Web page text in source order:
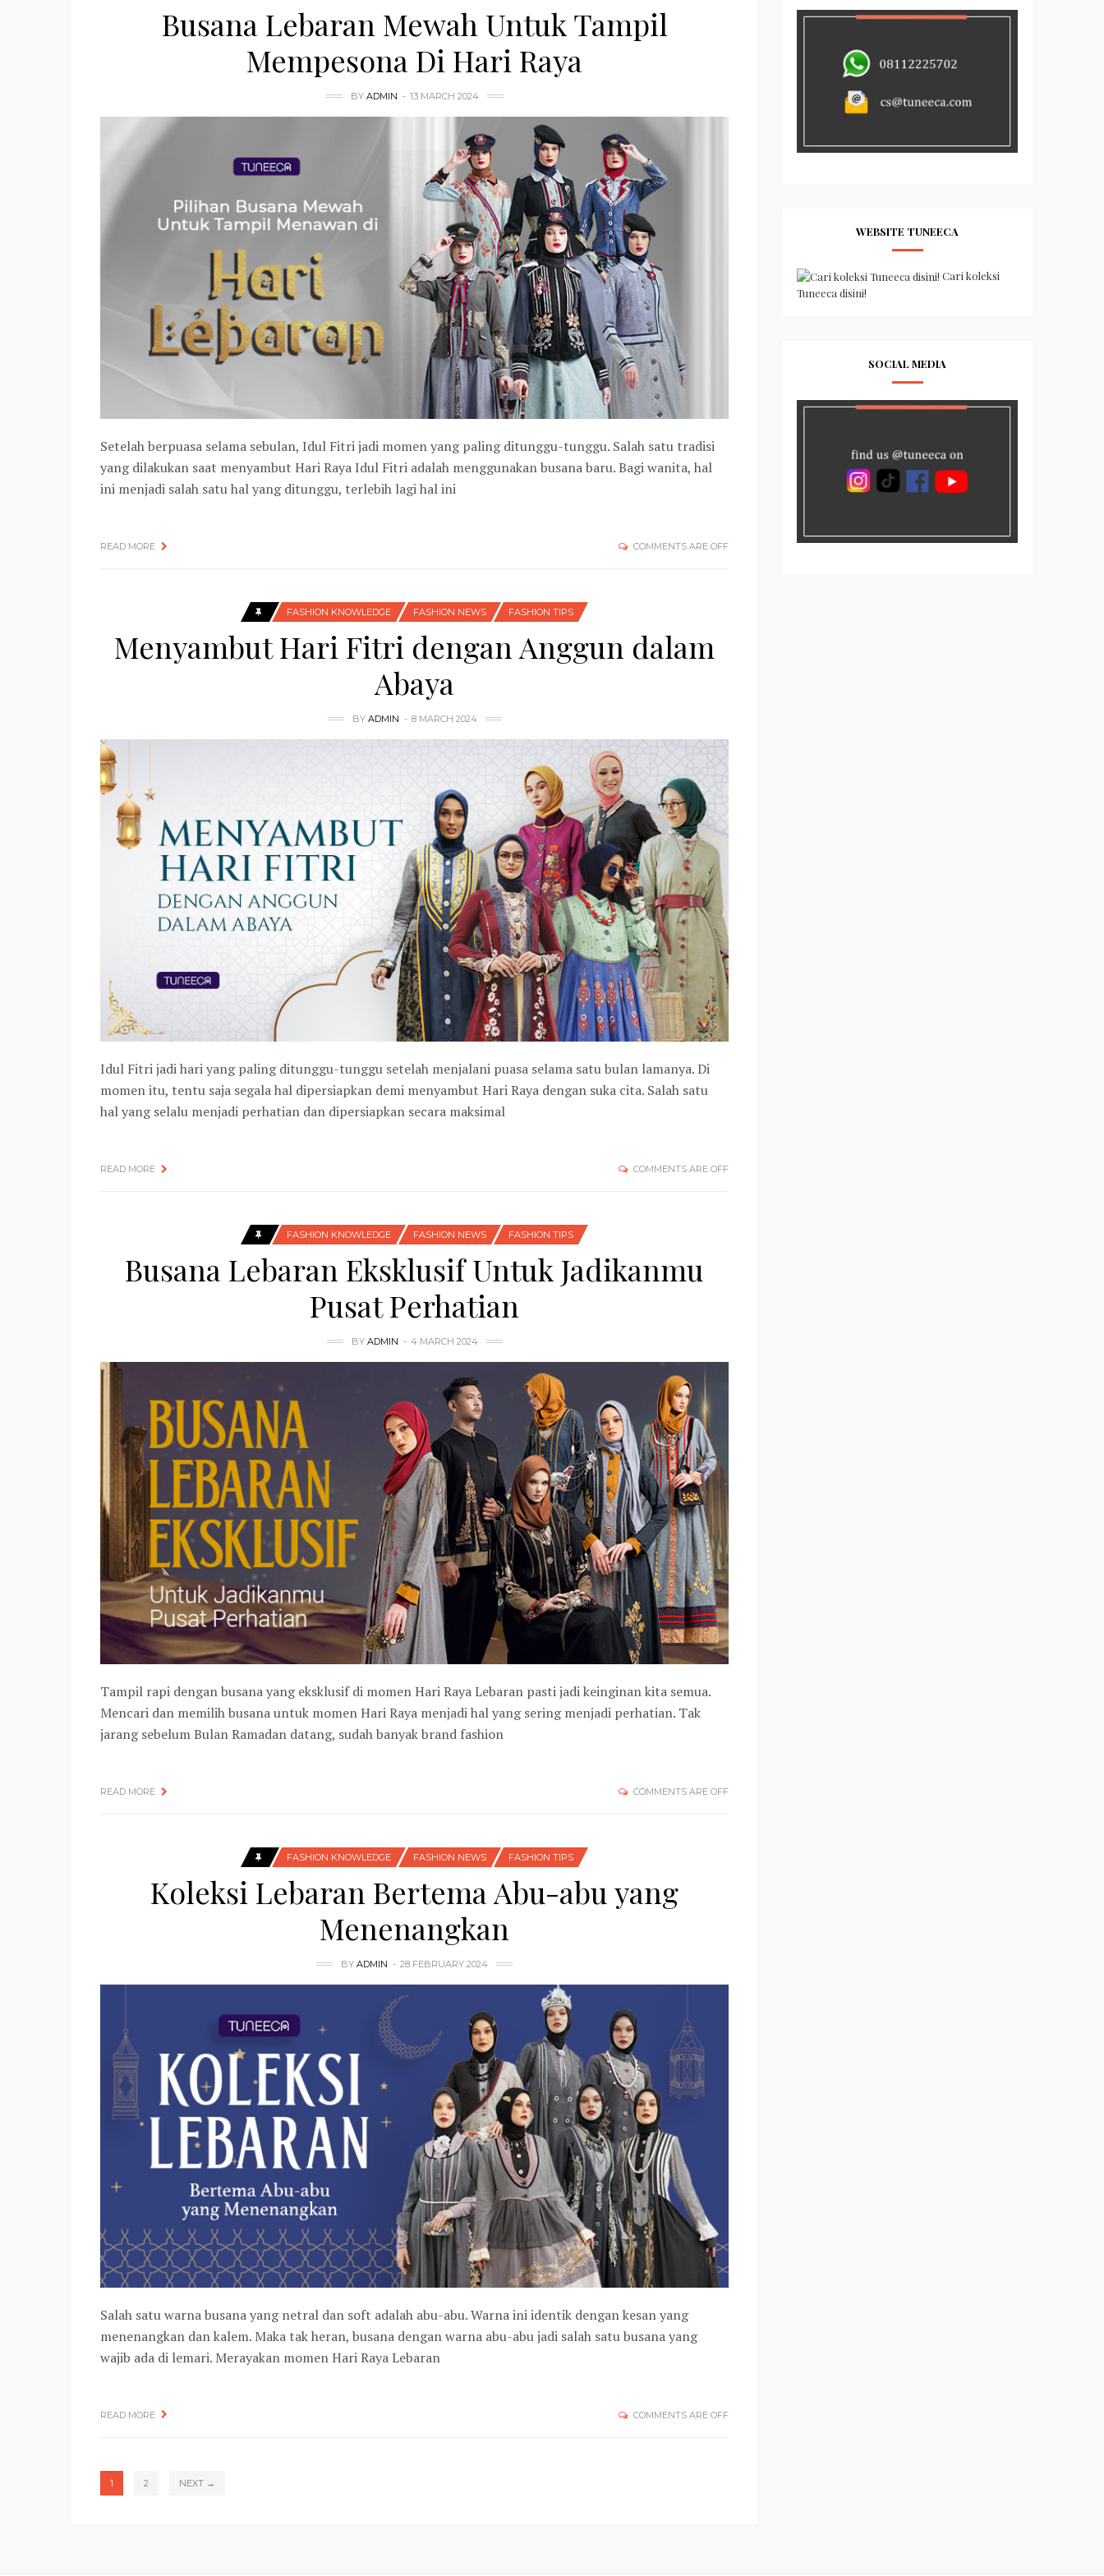
Busana Lebaran Mewah Untuk Tampil
Mempesona Di Hari Raya
BY ADMIN 13 MARCH 2024
Setelah berpuasa selama sebulan, Idul Fitri jadi momen yang paling ditunggu-tunggu. Salah satu tradisi
yang dilakukan saat menyambut Hari Raya Idul Fitri adalah menggunakan busana baru. Bagi wanita, hal
ini menjadi salah satu hal yang ditunggu, terlebih lagi hal ini
READ MORE COMMENTS ARE OFF
FASHION KNOWLEDGE FASHION NEWS FASHION TIPS
Menyambut Hari Fitri dengan Anggun dalam
Abaya
BY ADMIN 8 MARCH 2024
Idul Fitri jadi hari yang paling ditunggu-tunggu setelah menjalani puasa selama satu bulan lamanya. Di
momen itu, tentu saja segala hal dipersiapkan demi menyambut Hari Raya dengan suka cita. Salah satu
hal yang selalu menjadi perhatian dan dipersiapkan secara maksimal
READ MORE COMMENTS ARE OFF
FASHION KNOWLEDGE FASHION NEWS FASHION TIPS
Busana Lebaran Eksklusif Untuk Jadikanmu
Pusat Perhatian
BY ADMIN 4 MARCH 2024
Tampil rapi dengan busana yang eksklusif di momen Hari Raya Lebaran pasti jadi keinginan kita semua.
Mencari dan memilih busana untuk momen Hari Raya menjadi hal yang sering menjadi perhatian. Tak
jarang sebelum Bulan Ramadan datang, sudah banyak brand fashion
READ MORE COMMENTS ARE OFF
FASHION KNOWLEDGE FASHION NEWS FASHION TIPS
Koleksi Lebaran Bertema Abu-abu yang
Menenangkan
BYADMIN 28 FEBRUARY 2024
Salah satu warna busana yang netral dan soft adalah abu-abu. Warna ini identik dengan kesan yang
menenangkan dan kalem. Maka tak heran, busana dengan warna abu-abu jadi salah satu busana yang
wajib ada di lemari. Merayakan momen Hari Raya Lebaran
READ MORE COMMENTS ARE OFF
1 2 NEXT →
WEBSITE TUNEECA
Cari koleksi
Tuneeca disini!
SOCIAL MEDIA